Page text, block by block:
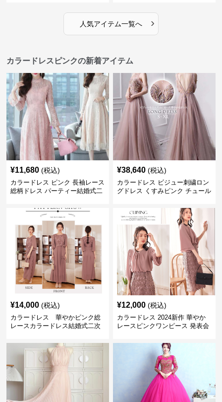
人気アイテム一覧へ ›
カラードレスピンクの新着アイテム
¥11,680 (税込)
カラードレス ピンク 長袖レース
総柄ドレス パーティー結婚式二
¥38,640 (税込)
カラードレス ビジュー刺繍ロン
グドレス くすみピンク チュール
¥14,000 (税込)
カラードレス 華やかピンク総
レースカラードレス結婚式二次
¥12,000 (税込)
カラードレス 2024新作 華やか
レースピンクワンピース 発表会